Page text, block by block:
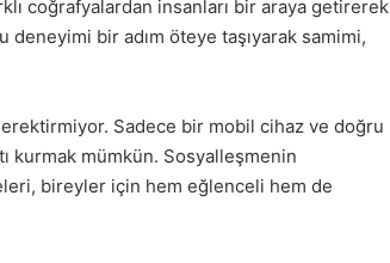
coğrafyalardan insanları bir araya getirerek
deneyimi bir adım öteye taşıyarak samimi,
Sadece bir mobil cihaz ve doğru
kurmak mümkün. Sosyalleşmenin
bireyler için hem eğlenceli hem de